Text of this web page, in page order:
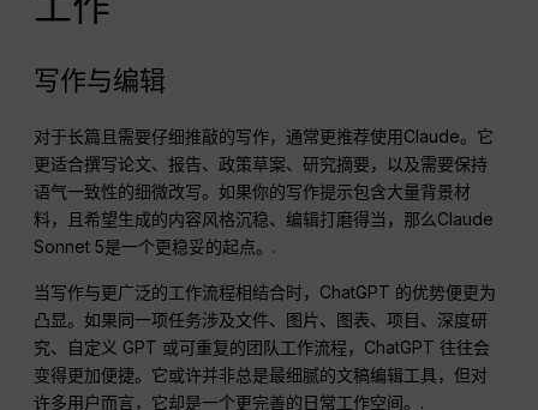
写作与编辑
对于长篇且需要仔细推敲的写作，通常更推荐使用Claude。它
更适合撰写论文、报告、政策草案、研究摘要，以及需要保持
语气一致性的细微改写。如果你的写作提示包含大量背景材
料，且希望生成的内容风格沉稳、编辑打磨得当，那么Claude
Sonnet 5是一个更稳妥的起点。.
当写作与更广泛的工作流程相结合时，ChatGPT 的优势便更为
凸显。如果同一项任务涉及文件、图片、图表、项目、深度研
究、自定义 GPT 或可重复的团队工作流程，ChatGPT 往往会
变得更加便捷。它或许并非总是最细腻的文稿编辑工具，但对
许多用户而言，它却是一个更完善的日常工作空间。.